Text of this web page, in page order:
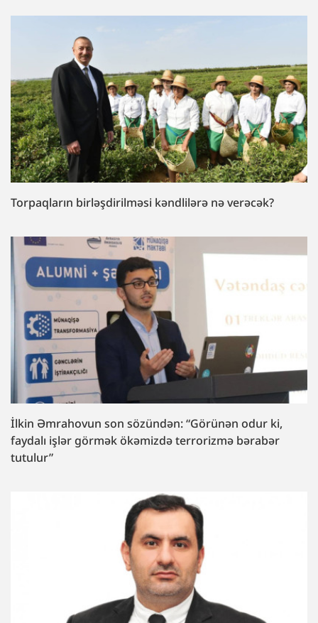
Torpaqların birləşdirilməsi kəndlilərə nə verəcək?
İlkin Əmrahovun son sözündən: “Görünən odur ki,
faydalı işlər görmək ökəmizdə terrorizmə bərabər
tutulur”